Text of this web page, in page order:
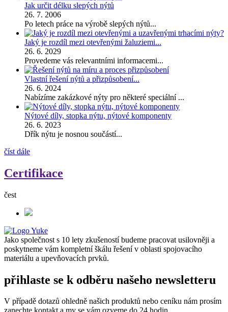
Jak určit délku slepých nýtů
26. 7. 2006
Po letech práce na výrobě slepých nýtů...
Jaký je rozdíl mezi otevřenými žaluziemi...
26. 6. 2029
Provedeme vás relevantními informacemi...
Vlastní řešení nýtů a přizpůsobení...
26. 6. 2024
Nabízíme zakázkové nýty pro některé speciální ...
Nýtové díly, stopka nýtu, nýtové komponenty
26. 6. 2023
Dřík nýtu je nosnou součástí...
číst dále
Certifikace
čest
Jako společnost s 10 lety zkušeností budeme pracovat usilovněji a
poskytneme vám kompletní škálu řešení v oblasti spojovacího
materiálu a upevňovacích prvků.
přihlaste se k odběru našeho newsletteru
V případě dotazů ohledně našich produktů nebo ceníku nám prosím